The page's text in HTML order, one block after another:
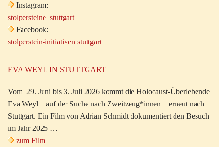
Instagram:
stolpersteine_stuttgart
Facebook:
stolperstein-initiativen stuttgart
EVA WEYL IN STUTTGART
Vom 29. Juni bis 3. Juli 2026 kommt die Holocaust-Überlebende
Eva Weyl – auf der Suche nach Zweitzeug*innen – erneut nach
Stuttgart. Ein Film von Adrian Schmidt dokumentiert den Besuch
im Jahr 2025 …
zum Film